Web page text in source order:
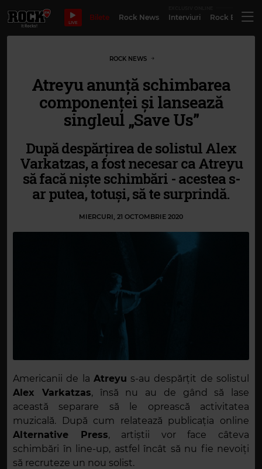
LIVE
Bilete Rock News Interviuri Rock
ROCK NEWS
Atreyu anunță schimbarea
componenței și lansează
singleul „Save Us”
După despărțirea de solistul Alex
Varkatzas, a fost necesar ca Atreyu
să facă niște schimbări - acestea s-
ar putea, totuși, să te surprindă.
MIERCURI, 21 OCTOMBRIE 2020
Americanii de la Atreyu s-au despărțit de solistul
Alex Varkatzas, însă nu au de gând să lase
această separare să le oprească activitatea
muzicală. După cum relatează publicația online
Alternative Press, artiștii vor face câteva
schimbări în line-up, astfel încât să nu fie nevoiți
să recruteze un nou solist.